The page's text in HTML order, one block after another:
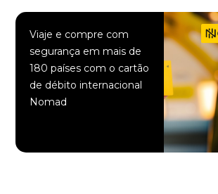
Viaje e compre com
segurança em mais de
180 países com o cartão
de débito internacional
Nomad